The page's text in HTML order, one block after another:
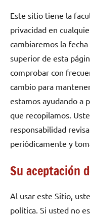
Este sitio tiene la
privacidad en
cambiaremos la
superior de esta
comprobar con
cambio para
estamos ayudando a
que recopilamos.
responsabilidad
periódicamente y
Su aceptación
Al usar este Sitio,
política. Si usted no